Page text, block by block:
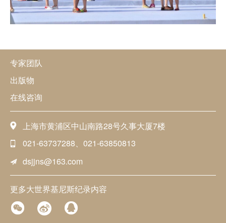
专家团队
出版物
在线咨询
上海市黄浦区中山南路28号久事大厦7楼
021-63737288、021-63850813
dsjjns@163.com
更多大世界基尼斯纪录内容